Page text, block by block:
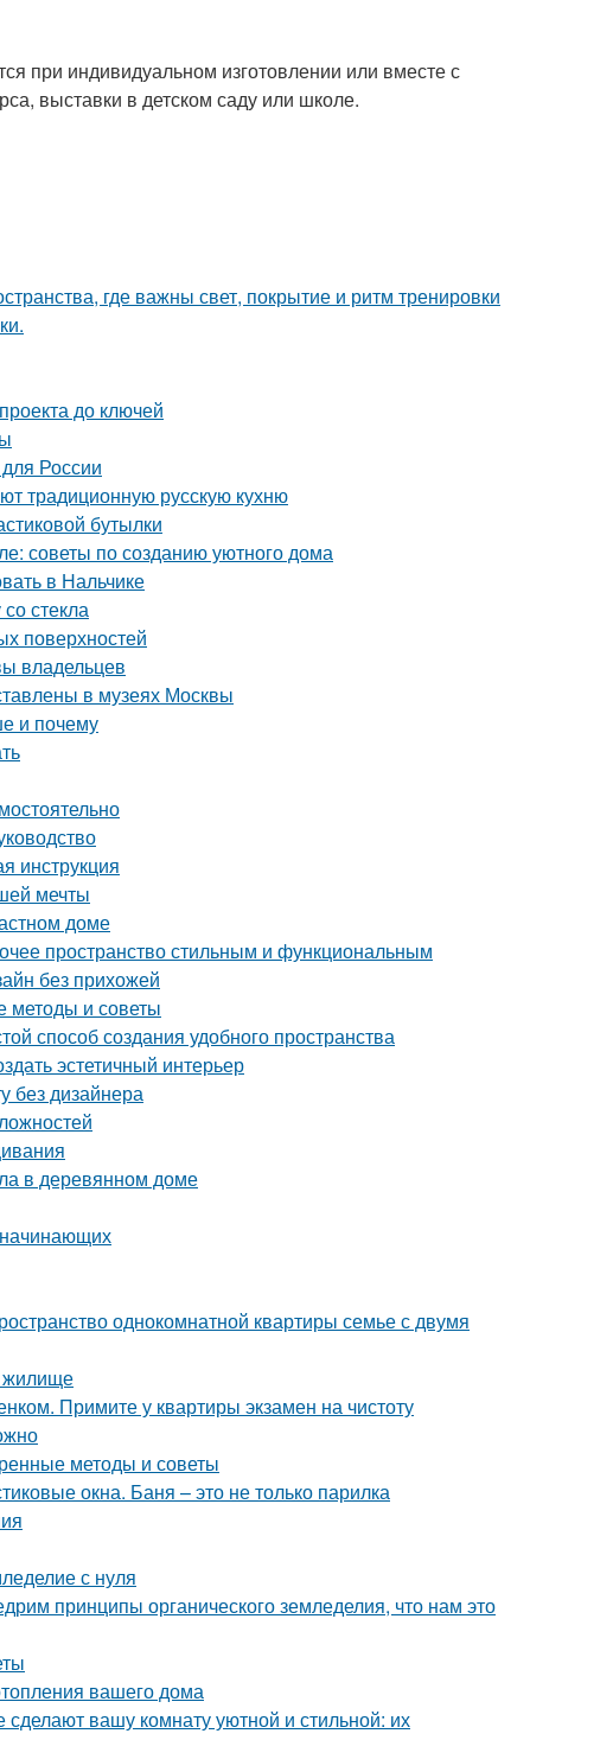
при индивидуальном изготовлении или вместе с
выставки в детском саду или школе.
где важны свет, покрытие и ритм тренировки
до ключей
России
традиционную русскую кухню
бутылки
советы по созданию уютного дома
в Нальчике
стекла
поверхностей
владельцев
в музеях Москвы
и почему
инструкция
мечты
доме
пространство стильным и функциональным
без прихожей
методы и советы
способ создания удобного пространства
эстетичный интерьер
без дизайнера
в деревянном доме
однокомнатной квартиры семье с двумя
жилище
Примите у квартиры экзамен на чистоту
методы и советы
окна. Баня – это не только парилка
с нуля
принципы органического земледелия, что нам это
вашего дома
сделают вашу комнату уютной и стильной: их